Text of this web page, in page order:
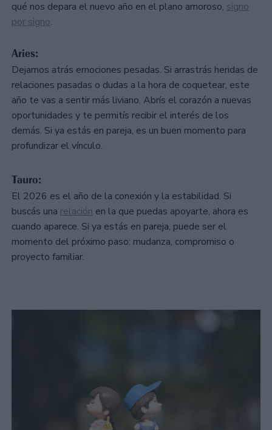
qué nos depara el nuevo año en el plano amoroso, signo
por signo.
Aries:
Dejamos atrás emociones pesadas. Si arrastrás heridas de
relaciones pasadas o dudas a la hora de coquetear, este
año te vas a sentir más liviano. Abrís el corazón a nuevas
oportunidades y te permitís recibir el interés de los
demás. Si ya estás en pareja, es un buen momento para
profundizar el vínculo.
Tauro:
El 2026 es el año de la conexión y la estabilidad. Si
buscás una relación en la que puedas apoyarte, ahora es
cuando aparece. Si ya estás en pareja, puede ser el
momento del próximo paso: mudanza, compromiso o
proyecto familiar.